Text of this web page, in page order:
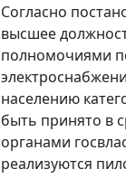
Согласно
высшее
полномочиями
населению
быть принято в
органами
реализуются